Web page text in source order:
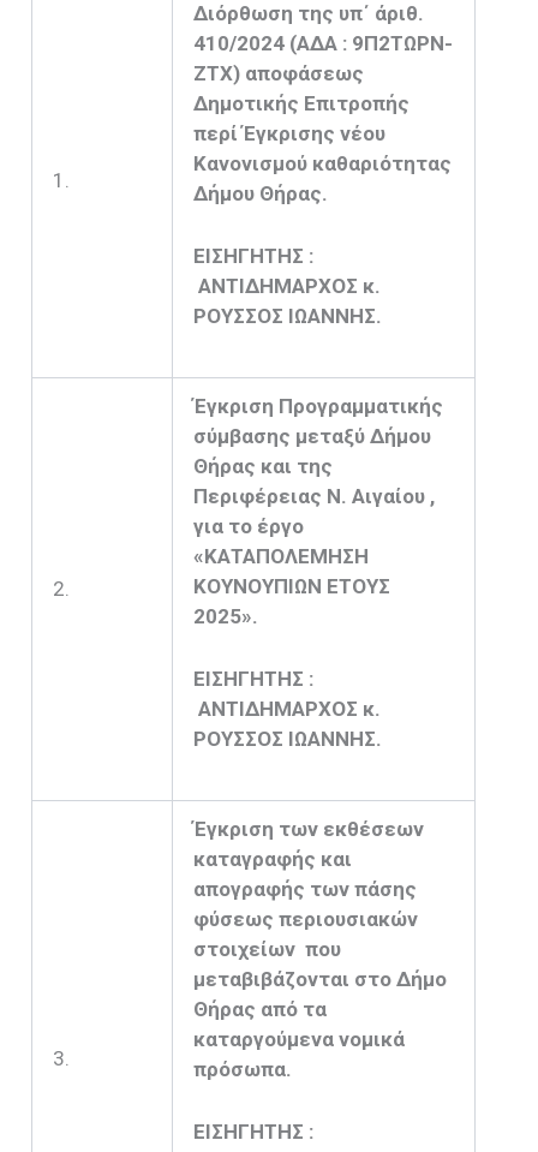
1.
Διόρθωση της υπ΄ άριθ.
410/2024 (ΑΔΑ : 9Π2ΤΩΡΝ-
ΖΤΧ) αποφάσεως
Δημοτικής Επιτροπής
περί Έγκρισης νέου
Κανονισμού καθαριότητας
Δήμου Θήρας.
ΕΙΣΗΓΗΤΗΣ :
ΑΝΤΙΔΗΜΑΡΧΟΣ κ.
ΡΟΥΣΣΟΣ ΙΩΑΝΝΗΣ.
2.
Έγκριση Προγραμματικής
σύμβασης μεταξύ Δήμου
Θήρας και της
Περιφέρειας Ν. Αιγαίου ,
για το έργο
«ΚΑΤΑΠΟΛΕΜΗΣΗ
ΚΟΥΝΟΥΠΙΩΝ ΕΤΟΥΣ
2025».
ΕΙΣΗΓΗΤΗΣ :
ΑΝΤΙΔΗΜΑΡΧΟΣ κ.
ΡΟΥΣΣΟΣ ΙΩΑΝΝΗΣ.
3.
Έγκριση των εκθέσεων
καταγραφής και
απογραφής των πάσης
φύσεως περιουσιακών
στοιχείων που
μεταβιβάζονται στο Δήμο
Θήρας από τα
καταργούμενα νομικά
πρόσωπα.
ΕΙΣΗΓΗΤΗΣ :